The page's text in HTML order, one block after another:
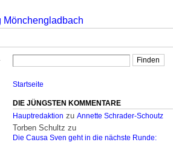
Startseite
DIE JÜNGSTEN KOMMENTARE
Hauptredaktion zu Annette Schrader-Schoutz
Torben Schultz zu
Die Causa Sven geht in die nächste Runde: